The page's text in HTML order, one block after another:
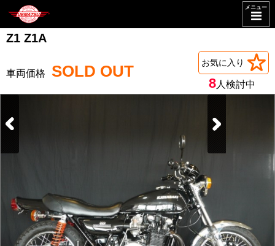
メニュー
Z1 Z1A
SOLD OUT お気に入り
8人検討中